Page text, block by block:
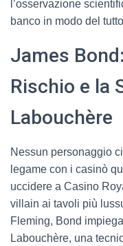
l’osservazione
banco in modo del
James
Rischio e la
Labouchère
Nessun personaggio
legame con i casinò
uccidere a Casino
villain ai tavoli più
Fleming, Bond
Labouchère, una